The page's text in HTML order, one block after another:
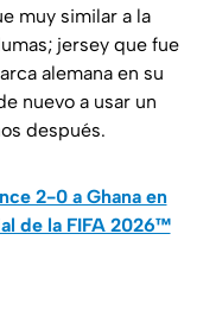
muy similar a la
jersey que fue
alemana en su
nuevo a usar un
después.
2-0 a Ghana en
de la FIFA 2026™